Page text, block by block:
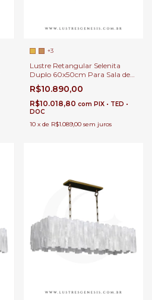
+3
Lustre Retangular Selenita
Duplo 60x50cm Para Sala de
Jantar, Sala de Estar, Suítes e
Hall de Entrada
R$10.890,00
R$10.018,80 com PIX • TED •
DOC
10 x de R$1.089,00 sem juros